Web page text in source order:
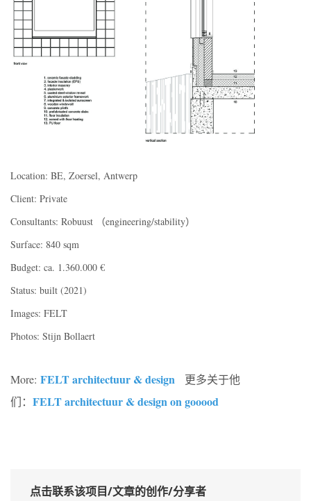
Location: BE, Zoersel, Antwerp
Client: Private
Consultants: Robuust （engineering/stability）
Surface: 840 sqm
Budget: ca. 1.360.000 €
Status: built (2021)
Images: FELT
Photos: Stijn Bollaert
More: FELT architectuur & design
更多关于他
们： FELT architectuur & design on gooood
点击联系该项目/文章的创作/分享者